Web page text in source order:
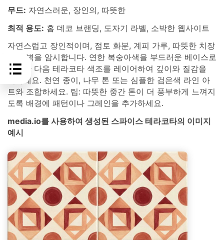
무드: 자연스러운, 장인의, 따뜻한
최적 용도: 홈 데코 브랜딩, 도자기 라벨, 소박한 웹사이트
자연스럽고 장인적이며, 점토 화분, 계피 가루, 따뜻한 치장
벽토 벽을 암시합니다. 연한 복숭아색을 부드러운 베이스로
사용한 다음 테라코타 색조를 레이어하여 깊이와 질감을
더하세요. 천연 종이, 나무 톤 또는 심플한 검은색 라인 아
트와 조합하세요. 팁: 따뜻한 중간 톤이 더 풍부하게 느껴지
도록 배경에 패턴이나 그레인을 추가하세요.
media.io를 사용하여 생성된 스파이스 테라코타의 이미지
예시